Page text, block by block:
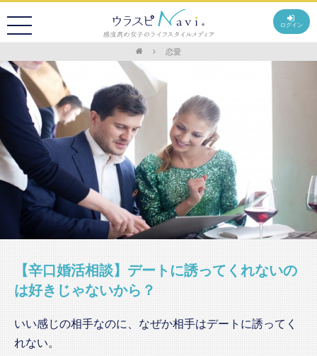
ログイン
恋愛
【辛口婚活相談】デートに誘ってくれないの
は好きじゃないから？
いい感じの相手なのに、なぜか相手はデートに誘ってく
れない。